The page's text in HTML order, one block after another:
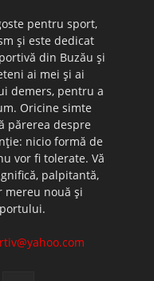
pentru sport,
şi este dedicat
din Buzău şi
ai mei şi ai
demers, pentru a
Oricine simte
părerea despre
nicio formă de
vor fi tolerate. Vă
palpitantă,
mereu nouă şi